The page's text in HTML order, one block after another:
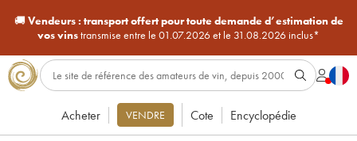
🚚Vendeurs : transport offert pour toute demande d’estimation de
vos vinstransmise entre le 01.07.2026 et le 31.08.2026 inclus*
Acheter VENDRE Cote Encyclopédie